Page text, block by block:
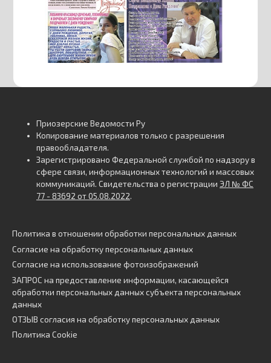
Приозерские Ведомости Ру
Копирование материалов только с разрешения
правообладателя.
Зарегистрировано Федеральной службой по надзору в
сфере связи, информационных технологий и массовых
коммуникаций. Свидетельства о регистрации ЭЛ № ФС
77 - 83692 от 05.08.2022.
Политика в отношении обработки персональных данных
Согласие на обработку персональных данных
Согласие на использование фотоизображений
ЗАПРОС на предоставление информации, касающейся
обработки персональных данных субъекта персональных
данных
ОТЗЫВ согласия на обработку персональных данных
Политика Cookie